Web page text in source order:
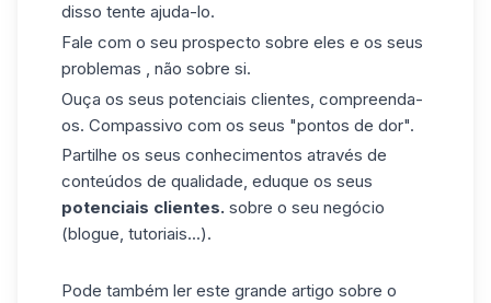
disso tente ajuda-lo.
Fale com o seu prospecto sobre eles e os seus
problemas , não sobre si.
Ouça os seus potenciais clientes, compreenda-
os. Compassivo com os seus "pontos de dor".
Partilhe os seus conhecimentos através de
conteúdos de qualidade, eduque os seus
potenciais clientes. sobre o seu negócio
(blogue, tutoriais...).
Pode também ler este grande artigo sobre o